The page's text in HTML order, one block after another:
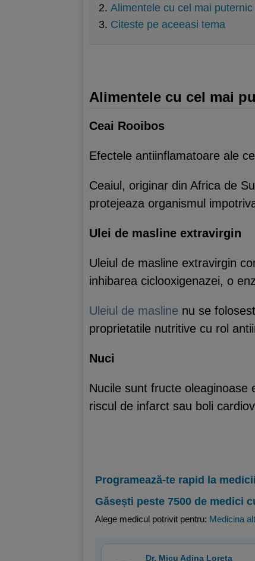
Alimentele cu cel mai
Citeste pe aceeasi tema
Alimentele cu cel mai
Ceai Rooibos
Efectele antiinflamatoare ale
Ceaiul, originar din Africa de
protejeaza organismul
Ulei de masline extravirgin
Uleiul de masline extravirgin
inhibarea ciclooxigenazei, o
Uleiul de masline nu se
proprietatile nutritive cu rol
Nuci
Nucile sunt fructe
riscul de infarct sau boli
Programează-te rapid la
Găsești peste 7500 de medici
Alege medicul potrivit pentru: Medicina
Dr. Micu Adina Loreta